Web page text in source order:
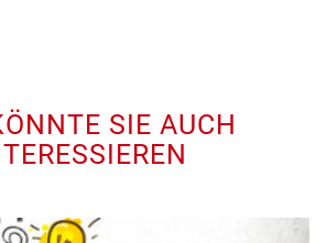
SIE AUCH